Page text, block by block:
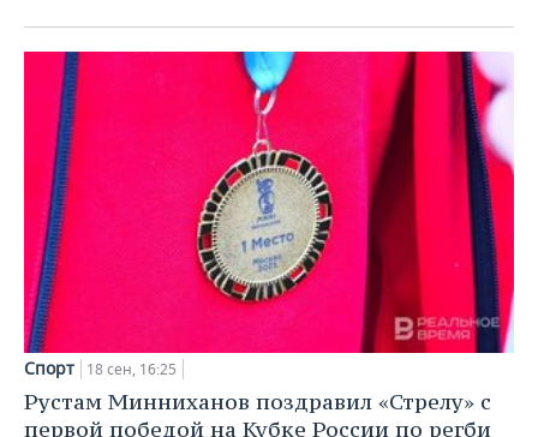
Спорт 18 сен, 16:25
Рустам Минниханов поздравил «Стрелу» с
первой победой на Кубке России по регби